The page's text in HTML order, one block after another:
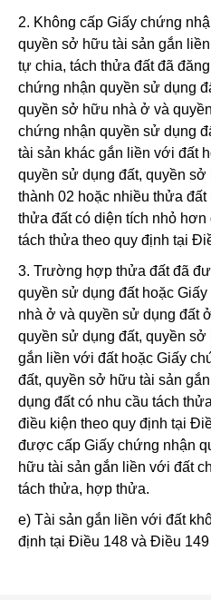
2. Không cấp Giấy chứng
quyền sở hữu tài sản gắn
tự chia, tách thửa đất đã
chứng nhận quyền sử dụng
quyền sở hữu nhà ở và
chứng nhận quyền sử dụng
tài sản khác gắn liền với đất
quyền sử dụng đất, quyền
thành 02 hoặc nhiều thửa đất
thửa đất có diện tích nhỏ
tách thửa theo quy định tại
3. Trường hợp thửa đất đã
quyền sử dụng đất hoặc
nhà ở và quyền sử dụng đất
quyền sử dụng đất, quyền
gắn liền với đất hoặc Giấy
đất, quyền sở hữu tài sản
dụng đất có nhu cầu tách
điều kiện theo quy định tại
được cấp Giấy chứng nhận
hữu tài sản gắn liền với đất
tách thửa, hợp thửa.
e) Tài sản gắn liền với đất
định tại Điều 148 và Điều 149